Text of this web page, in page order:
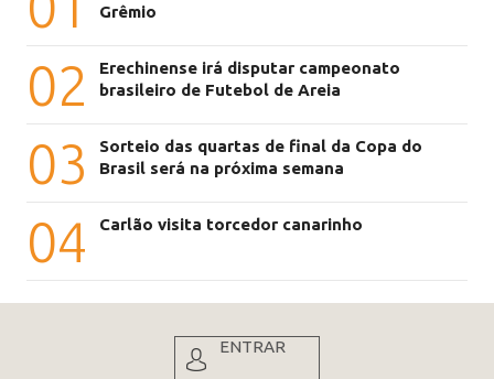
Grêmio
02
Erechinense irá disputar campeonato
brasileiro de Futebol de Areia
03
Sorteio das quartas de final da Copa do
Brasil será na próxima semana
04 Carlão visita torcedor canarinho
ENTRAR